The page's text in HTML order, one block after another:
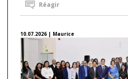
Réagir
10.07.2026 | Maurice